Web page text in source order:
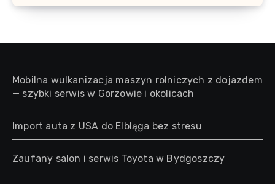
Mobilna wulkanizacja maszyn rolniczych z dojazdem
— szybki serwis w Gorzowie i okolicach
Import auta z USA do Elbląga bez stresu
Zaufany salon i serwis Toyota w Bydgoszczy